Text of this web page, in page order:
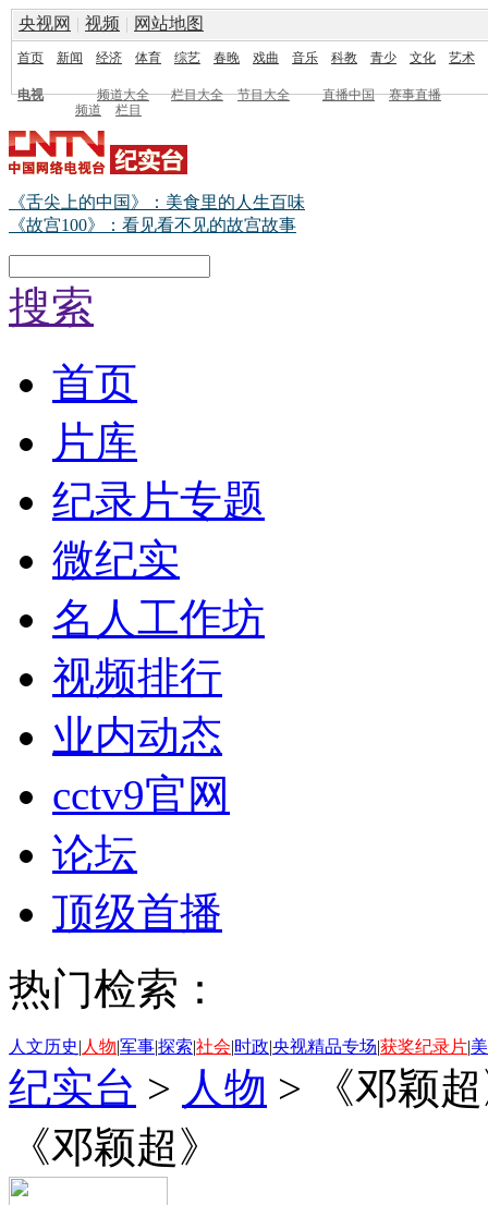
央视网 | 视频 | 网站地图
首页 新闻 经济 体育 综艺 春晚 戏曲 音乐 科教 青少 文化 艺术
电视 频道大全 栏目大全 节目大全 直播中国
赛事直播
频道
栏目
《舌尖上的中国》：美食里的人生百味
《故宫100》：看见看不见的故宫故事
搜索
首页
片库
纪录片专题
微纪实
名人工作坊
视频排行
业内动态
cctv9官网
论坛
顶级首播
热门检索：
人文历史| 人物|军事|探索|社会|时政|央视精品专场|获奖纪录片|
纪实台 > 人物 >
《邓颖
《邓颖超》